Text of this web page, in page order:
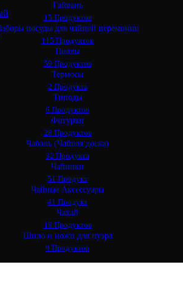
Гайвань
15 Продуктов
посуды для чайной церемонии
115 Продуктов
Пиалы
59 Продуктов
Термосы
2 Продукта
Типоды
6 Продуктов
Фигурки
28 Продуктов
Чабань (Чайная доска)
32 Продукта
Чайники
51 Продукт
Чайные Аксессуары
41 Продукт
Чахай
18 Продуктов
Шило и ножи для пуэра
9 Продуктов